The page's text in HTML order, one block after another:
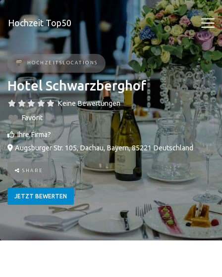
Hochzeit Top50
HOCHZEITSLOCATIONS
Hotel Schwarzberghof
Keine Bewertungen
Favorit
Ihre Firma?
Augsburger Str. 105,Dachau, Bayern,85221Deutschland
SHARE
JETZT BEWERTEN